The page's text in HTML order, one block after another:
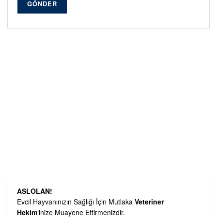
GÖNDER
ASLOLAN!
Evcil Hayvanınızın Sağlığı İçin Mutlaka Veteriner
Hekim‘inize Muayene Ettirmenizdir.